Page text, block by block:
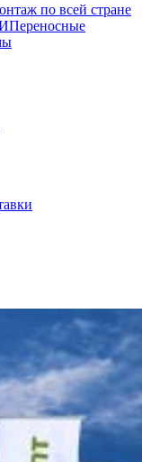
по всей стране
Переносные